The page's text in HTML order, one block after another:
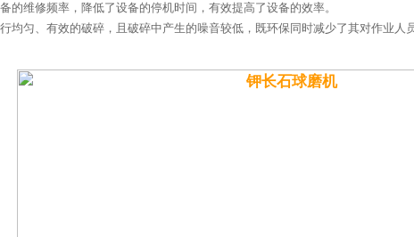
维修频率，降低了设备的停机时间，有效提高了设备的效率。
匀、有效的破碎，且破碎中产生的噪音较低，既环保同时减少了其对作业人